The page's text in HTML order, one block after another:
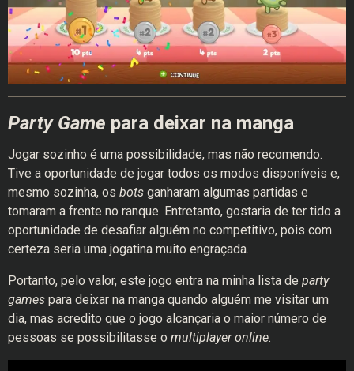
Party Game para deixar na manga
Jogar sozinho é uma possibilidade, mas não recomendo.
Tive a oportunidade de jogar todos os modos disponíveis e,
mesmo sozinha, os bots ganharam algumas partidas e
tomaram a frente no ranque. Entretanto, gostaria de ter tido a
oportunidade de desafiar alguém no competitivo, pois com
certeza seria uma jogatina muito engraçada.
Portanto, pelo valor, este jogo entra na minha lista de party
games para deixar na manga quando alguém me visitar um
dia, mas acredito que o jogo alcançaria o maior número de
pessoas se possibilitasse o multiplayer online.